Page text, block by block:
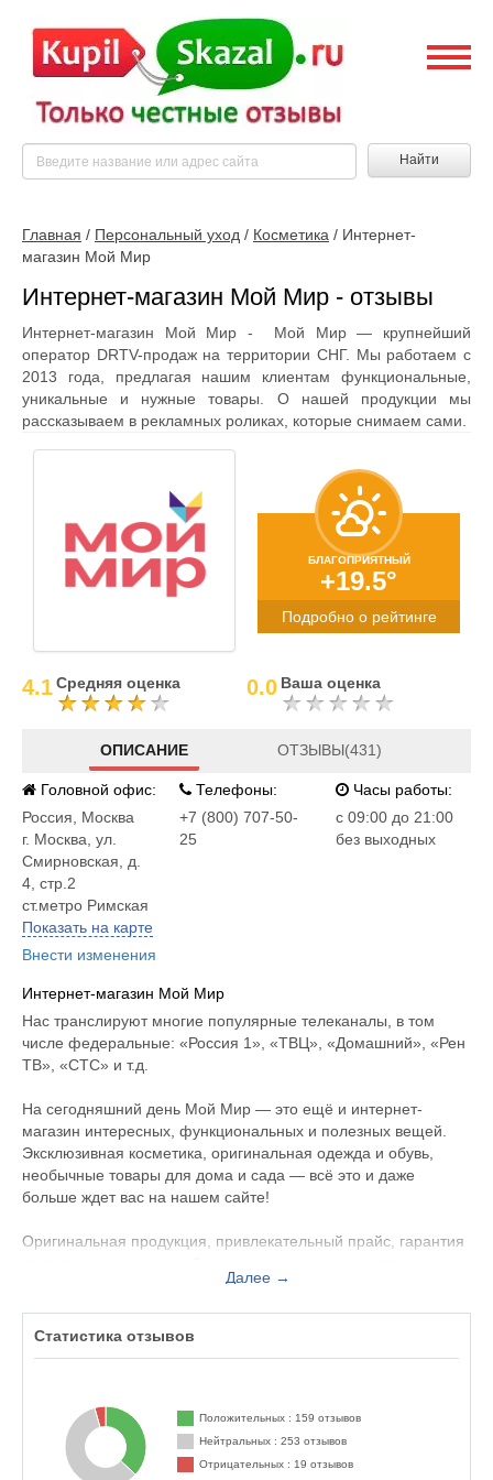
Найти
Главная / Персональный уход / Косметика / Интернет-
магазин Мой Мир
Интернет-магазин Мой Мир - отзывы
Интернет-магазин Мой Мир - Мой Мир — крупнейший
оператор DRTV-продаж на территории СНГ. Мы работаем с
2013 года, предлагая нашим клиентам функциональные,
уникальные и нужные товары. О нашей продукции мы
рассказываем в рекламных роликах, которые снимаем сами.
БЛАГОПРИЯТНЫЙ
+19.5°
Подробно о рейтинге
4.1Средняя оценка 0.0 Ваша оценка
ОПИСАНИЕ ОТЗЫВЫ(431)
Головной офис:
Россия
Москва
г. Москва, ул.
Смирновская, д.
4, стр.2
ст.метро Римская
Показать на карте
Внести изменения
Телефоны:
+7 (800) 707-50-
25
Часы работы:
c 09:00 до 21:00
без выходных
Интернет-магазин Мой Мир
Нас транслируют многие популярные телеканалы, в том
числе федеральные: «Россия 1», «ТВЦ», «Домашний», «Рен
ТВ», «СТС» и т.д.
На сегодняшний день Мой Мир — это ещё и интернет-
магазин интересных, функциональных и полезных вещей.
Эксклюзивная косметика, оригинальная одежда и обувь,
необычные товары для дома и сада — всё это и даже
больше ждет вас на нашем сайте!
Оригинальная продукция, привлекательный прайс, гарантия
компании. Однако особым поводом для гордости мы
у вас ни возникли относительно товаров или доставки,
Также мы предлагаем нашим клиентам программу
лояльности, выгодные акции и ежедневные
спецпредложения и, конечно же, удобную доставку. Мы
Далее →
Статистика отзывов
Положительных : 159 отзывов
Нейтральных : 253 отзывов
Отрицательных : 19 отзывов